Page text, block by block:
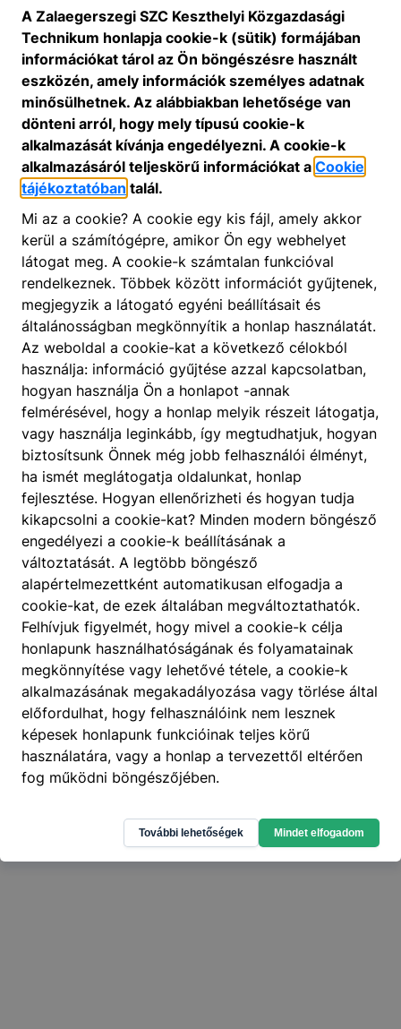
404 A keresett oldal nem található.
A Zalaegerszegi SZC Keszthelyi Közgazdasági
Technikum honlapja cookie-k (sütik) formájában
információkat tárol az Ön böngészésre használt
eszközén, amely információk személyes adatnak
minősülhetnek. Az alábbiakban lehetősége van
dönteni arról, hogy mely típusú cookie-k
alkalmazását kívánja engedélyezni. A cookie-k
alkalmazásáról teljeskörű információkat a Cookie
tájékoztatóban talál.
Mi az a cookie? A cookie egy kis fájl, amely akkor
kerül a számítógépre, amikor Ön egy webhelyet
látogat meg. A cookie-k számtalan funkcióval
rendelkeznek. Többek között információt gyűjtenek,
megjegyzik a látogató egyéni beállításait és
általánosságban megkönnyítik a honlap használatát.
Az weboldal a cookie-kat a következő célokból
használja: információ gyűjtése azzal kapcsolatban,
hogyan használja Ön a honlapot -annak
felmérésével, hogy a honlap melyik részeit látogatja,
vagy használja leginkább, így megtudhatjuk, hogyan
biztosítsunk Önnek még jobb felhasználói élményt,
ha ismét meglátogatja oldalunkat, honlap
fejlesztése. Hogyan ellenőrizheti és hogyan tudja
kikapcsolni a cookie-kat? Minden modern böngésző
engedélyezi a cookie-k beállításának a
változtatását. A legtöbb böngésző
alapértelmezettként automatikusan elfogadja a
cookie-kat, de ezek általában megváltoztathatók.
Felhívjuk figyelmét, hogy mivel a cookie-k célja
honlapunk használhatóságának és folyamatainak
megkönnyítése vagy lehetővé tétele, a cookie-k
alkalmazásának megakadályozása vagy törlése által
előfordulhat, hogy felhasználóink nem lesznek
képesek honlapunk funkcióinak teljes körű
használatára, vagy a honlap a tervezettől eltérően
fog működni böngészőjében.
További lehetőségek Mindet elfogadom